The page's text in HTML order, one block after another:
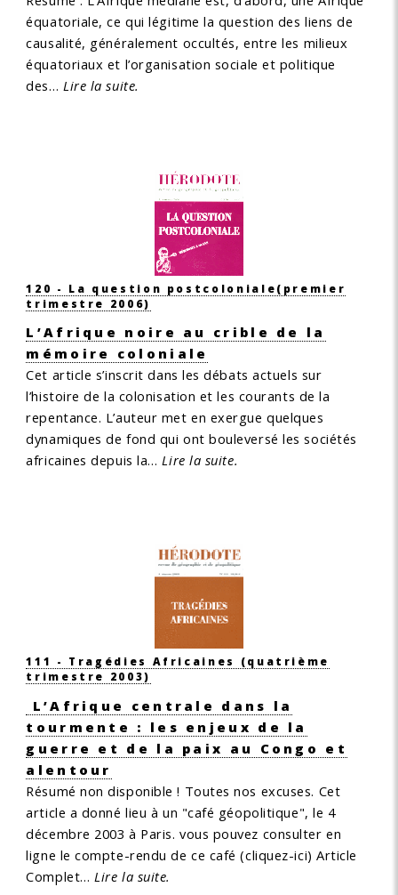
équatoriale, ce qui légitime la question des liens de
causalité, généralement occultés, entre les milieux
équatoriaux et l’organisation sociale et politique
des… Lire la suite.
120 - La question postcoloniale(premier
trimestre 2006)
L’Afrique noire au crible de la
mémoire coloniale
Cet article s’inscrit dans les débats actuels sur
l’histoire de la colonisation et les courants de la
repentance. L’auteur met en exergue quelques
dynamiques de fond qui ont bouleversé les sociétés
africaines depuis la…Lire la suite.
111 - Tragédies Africaines (quatrième
trimestre 2003)
L’Afrique centrale dans la
tourmente : les enjeux de la
guerre et de la paix au Congo et
alentour
Résumé non disponible ! Toutes nos excuses. Cet
article a donné lieu à un "café géopolitique", le 4
décembre 2003 à Paris. vous pouvez consulter en
ligne le compte-rendu de ce café (cliquez-ici)Article
Complet… Lire la suite.